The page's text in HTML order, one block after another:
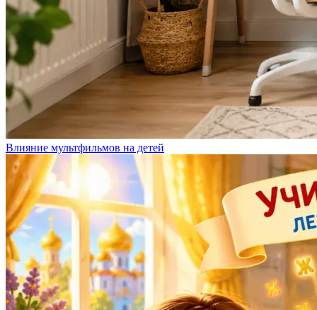
Влияние мультфильмов на детей